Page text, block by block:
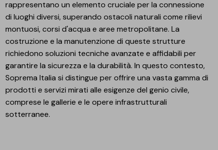
rappresentano un elemento cruciale per la connessione
di luoghi diversi, superando ostacoli naturali come rilievi
montuosi, corsi d'acqua e aree metropolitane. La
costruzione e la manutenzione di queste strutture
richiedono soluzioni tecniche avanzate e affidabili per
garantire la sicurezza e la durabilità. In questo contesto,
Soprema Italia si distingue per offrire una vasta gamma di
prodotti e servizi mirati alle esigenze del genio civile,
comprese le gallerie e le opere infrastrutturali
sotterranee.